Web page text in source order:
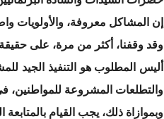
إن المشاكل معروفة، والأولويات
وقد وقفنا، أكثر من مرة، على حقيقة
أليس المطلوب هو التنفيذ الجيد
والتطلعات المشروعة للمواطنين،
وبموازاة ذلك، يجب القيام بالمتابعة